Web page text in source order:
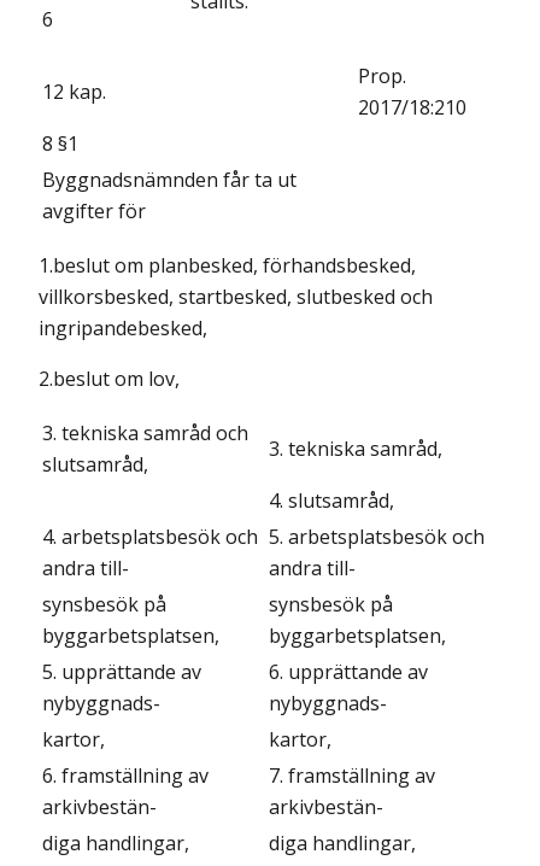
6
12 kap.
Prop.
2017/18:210
8 §1
Byggnadsnämnden får ta ut
avgifter för
1.beslut om planbesked, förhandsbesked,
villkorsbesked, startbesked, slutbesked och
ingripandebesked,
2.beslut om lov,
3. tekniska samråd och
slutsamråd,
3. tekniska samråd,
4. slutsamråd,
4. arbetsplatsbesök och
andra till-
5. arbetsplatsbesök och
andra till-
synsbesök på
byggarbetsplatsen,
synsbesök på
byggarbetsplatsen,
5. upprättande av
nybyggnads-
6. upprättande av
nybyggnads-
kartor,
kartor,
6. framställning av
arkivbestän-
7. framställning av
arkivbestän-
diga handlingar,
diga handlingar,